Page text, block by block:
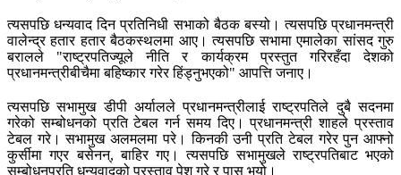
त्यसपछि धन्यवाद दिन प्रतिनिधी सभाको बैठक बस्यो। त्यसपछि प्रधानमन्त्री
वालेन्द्र हतार हतार बैठकस्थलमा आए। त्यसपछि सभामा एमालेका सांसद गुरु
बरालले "राष्ट्रपतिज्यूले नीति र कार्यक्रम प्रस्तुत गरिरहँदा देशको
प्रधानमन्त्रीबीचैमा बहिष्कार गरेर हिंड्नुभएको" आपत्ति जनाए।
त्यसपछि सभामुख डीपी अर्यालले प्रधानमन्त्रीलाई राष्ट्रपतिले दुबै सदनमा
गरेको सम्बोधनको प्रति टेबल गर्न समय दिए। प्रधानमन्त्री शाहले प्रस्ताव
टेबल गरे। सभामुख अलमलमा परे। किनकी उनी प्रति टेबल गरेर पुन आफ्नो
कुर्सीमा गएर बसेनन्, बाहिर गए। त्यसपछि सभामुखले राष्ट्रपतिबाट भएको
सम्बोधनप्रति धन्यवादको प्रस्ताव पेश गरे र पास भयो। ​​​​​​